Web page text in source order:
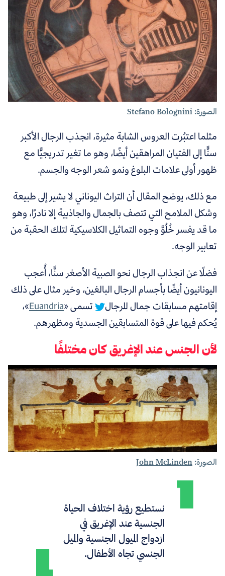
الصورة: Stefano Bolognini
مثلما اعتبُرت العروس الشابة مثيرة، انجذب الرجال الأكبر
سنًّا إلى الفتيان المراهقين أيضًا،وهو ما تغير تدريجيًّا مع
ظهور أولى علامات البلوغ ونمو شعر الوجه والجسم.
مع ذلك، يوضح المقال أن التراث اليوناني لا يشير إلى طبيعة
وشكل الملامح التي تتصف بالجمال والجاذبية إلا نادرًا، وهو
ما قد يفسر خُلُوَّ وجوه التماثيل الكلاسيكية لتلك الحقبة من
تعابير الوجه.
فضلًا عن انجذاب الرجال نحو الصبية الأصغر سنًّا،أُعجب
اليونانيون أيضًا بأجسام الرجال البالغين، وخير مثال على ذلك
إقامتهم مسابقات جمال للرجال
تسمى «Euandria»،
يُحكم فيها على قوة المتسابقين الجسدية ومظهرهم.
لأن الجنس عند الإغريق كان مختلفًا
الصورة:John McLinden
نستطيع رؤية اختلاف الحياة
الجنسية عند الإغريق في
ازدواج الميول الجنسية والميل
الجنسي تجاه الأطفال.